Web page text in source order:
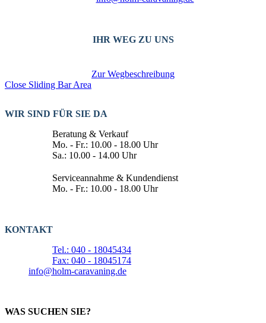
IHR WEG ZU UNS
Zur Wegbeschreibung
Close Sliding Bar Area
WIR SIND FÜR SIE DA
Beratung & Verkauf
Mo. - Fr.: 10.00 - 18.00 Uhr
Sa.: 10.00 - 14.00 Uhr
Serviceannahme & Kundendienst
Mo. - Fr.: 10.00 - 18.00 Uhr
KONTAKT
Tel.: 040 - 18045434
Fax: 040 - 18045174
info@holm-caravaning.de
WAS SUCHEN SIE?